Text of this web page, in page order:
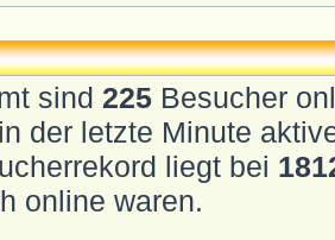
sind 225 Besucher
der letzte Minute
liegt bei
online waren.